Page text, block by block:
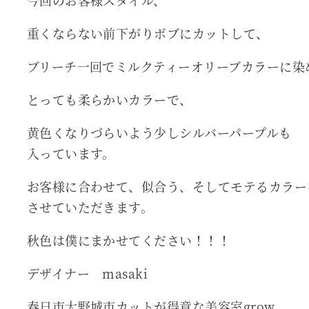
重くならない前下がりボブにカットして、
ブリーチ一回でミルクティーオリーブカラーに染
とっても柔らかいカラーで、
黄色くなりづらいよう少しシルバーパープルも
入っています。
お客様に合わせて、似合う、そしてモテるカラー
させていただきます。
秋色は僕にまかせてください！！！
デザイナー masaki